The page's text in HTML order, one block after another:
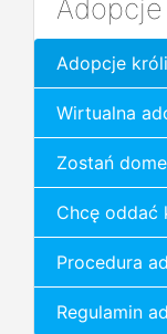
Adopcje
Adopcje
Wirtualna
Zostań
Chcę oddać
Procedura
Regulamin